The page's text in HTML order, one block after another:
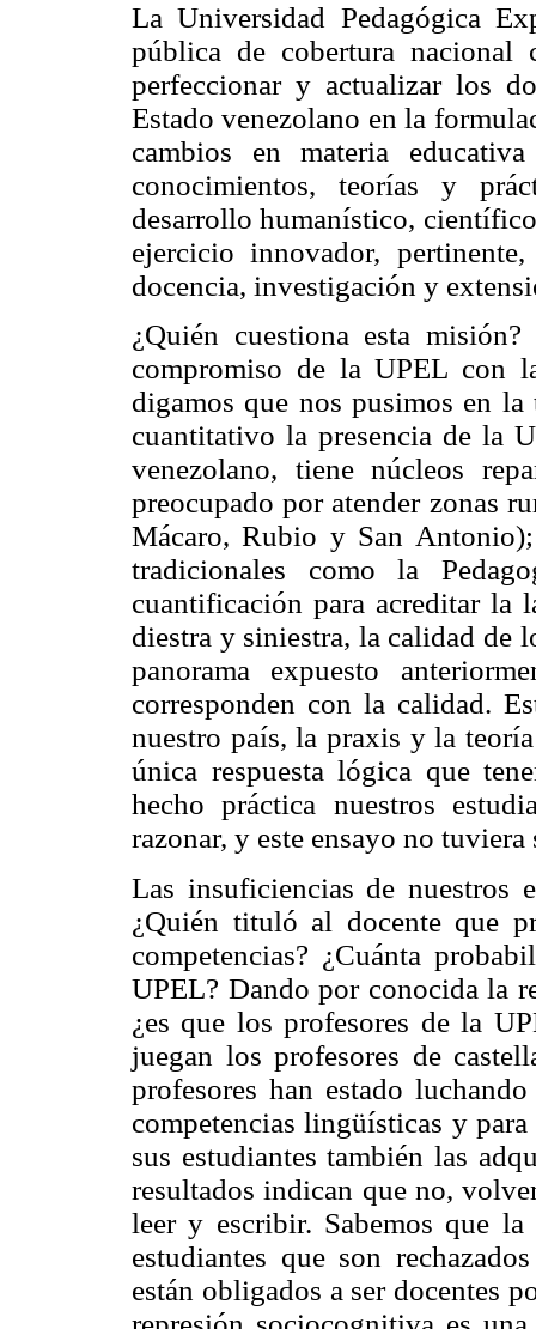
La Universidad Pedagógica
pública de cobertura nacional
perfeccionar y actualizar los
Estado venezolano en la
cambios en materia
conocimientos, teorías y
desarrollo humanístico,
ejercicio innovador,
docencia, investigación y
¿Quién cuestiona esta
compromiso de la UPEL con
digamos que nos pusimos en
cuantitativo la presencia de la
venezolano, tiene núcleos
preocupado por atender zonas
Mácaro, Rubio y San
tradicionales como la
cuantificación para acreditar la
diestra y siniestra, la calidad de
panorama expuesto
corresponden con la calidad.
nuestro país, la praxis y la
única respuesta lógica que
hecho práctica nuestros
razonar, y este ensayo no tuviera
Las insuficiencias de nuestros
¿Quién tituló al docente que
competencias? ¿Cuánta
UPEL? Dando por conocida la
¿es que los profesores de la
juegan los profesores de
profesores han estado
competencias lingüísticas y
sus estudiantes también las
resultados indican que no,
leer y escribir. Sabemos que la
estudiantes que son
están obligados a ser docentes